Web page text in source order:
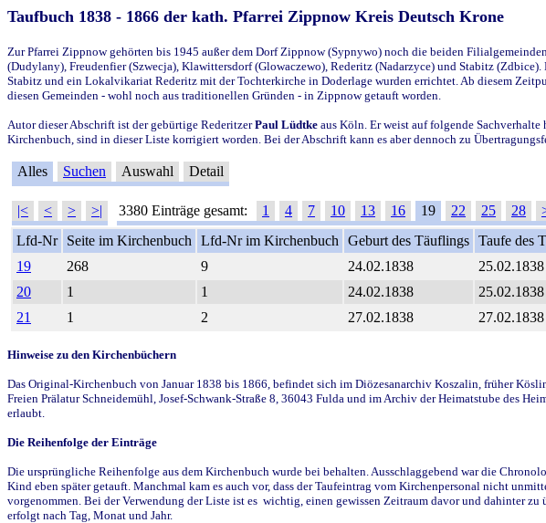
Taufbuch 1838 - 1866 der kath. Pfarrei Zippnow Kreis Deutsch Krone
Zur Pfarrei Zippnow gehörten bis 1945 außer dem Dorf Zippnow (Sypnywo) noch die beiden
(Dudylany), Freudenfier (Szwecja), Klawittersdorf (Glowaczewo), Rederitz (Nadarzyce) und Stabitz
Stabitz und ein Lokalvikariat Rederitz mit der Tochterkirche in Doderlage wurden errichtet. Ab diesem
diesen Gemeinden - wohl noch aus traditionellen Gründen - in Zippnow getauft worden.
Autor dieser Abschrift ist der gebürtige RederitzerPaul Lüdtke aus Köln. Er weist auf folgende
Kirchenbuch, sind in dieser Liste korrigiert worden. Bei der Abschrift kann es aber dennoch zu
Alles Suchen Auswahl Detail
|< < > >| 3380 Einträge gesamt: 1 4 7 10 13 16 19 22 25 28
Lfd-Nr
Seite im Kirchenbuch Lfd-Nr im Kirchenbuch Geburt des Täuflings Taufe des
19
268 9 24.02.1838 25.02.1838
20
1 1 24.02.1838 25.02.1838
21
1 2 27.02.1838 27.02.1838
Hinweise zu den Kirchenbüchern
Das Original-Kirchenbuch von Januar 1838 bis 1866, befindet sich im Diözesanarchiv Koszalin, früher
Freien Prälatur Schneidemühl, Josef-Schwank-Straße 8, 36043 Fulda und im Archiv der Heimatstube des
erlaubt.
Die Reihenfolge der Einträge
Die ursprüngliche Reihenfolge aus dem Kirchenbuch wurde bei behalten. Ausschlaggebend war die
Kind eben später getauft. Manchmal kam es auch vor, dass der Taufeintrag vom Kirchenpersonal nicht
vorgenommen. Bei der Verwendung der Liste ist es wichtig, einen gewissen Zeitraum davor und dahinter
erfolgt nach Tag, Monat und Jahr.